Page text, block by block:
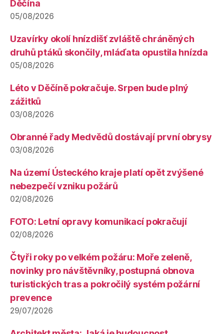
Děčína
05/08/2026
Uzavírky okolí hnízdišť zvláště chráněných
druhů ptáků skončily, mláďata opustila hnízda
05/08/2026
Léto v Děčíně pokračuje. Srpen bude plný
zážitků
03/08/2026
Obranné řady Medvědů dostávají první obrysy
03/08/2026
Na území Ústeckého kraje platí opět zvýšené
nebezpečí vzniku požárů
02/08/2026
FOTO: Letní opravy komunikací pokračují
02/08/2026
Čtyři roky po velkém požáru: Moře zeleně,
novinky pro návštěvníky, postupná obnova
turistických tras a pokročilý systém požární
prevence
29/07/2026